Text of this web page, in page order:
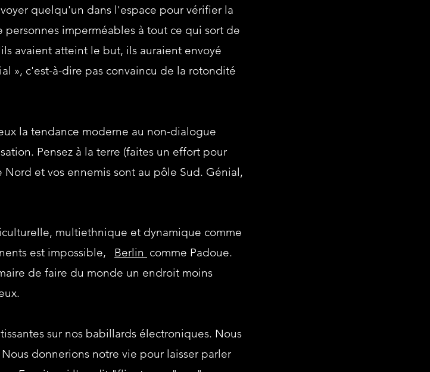
quelqu'un dans l'espace pour vérifier la
imperméables à tout ce qui sort de
avaient atteint le but, ils auraient envoyé
», c'est-à-dire pas convaincu de la rotondité
la tendance moderne au non-dialogue
Pensez à la terre (faites un effort pour
et vos ennemis sont au pôle Sud. Génial,
multiethnique et dynamique comme
est impossible,
Berlin comme Padoue.
de faire du monde un endroit moins
sur nos babillards électroniques. Nous
donnerions notre vie pour laisser parler